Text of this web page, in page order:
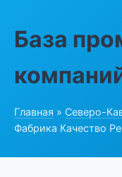
База
Главная » Северо-
Фабрика Качество